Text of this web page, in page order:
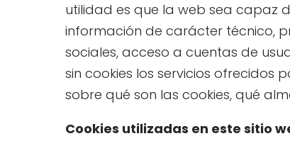
utilidad es que la web sea capaz
información de carácter técnico,
sociales, acceso a cuentas de
sin cookies los servicios
sobre qué son las cookies, qué
Cookies utilizadas en este sitio